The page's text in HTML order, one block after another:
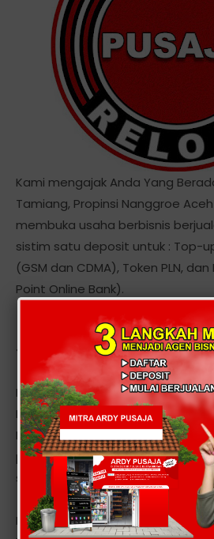
Kami mengajak Anda Yang
Tamiang, Propinsi Nanggroe
membuka usaha berbisnis
sistim satu deposit untuk : Top-
(GSM dan CDMA), Token PLN,
Point Online Bank).
Tentang Kami
Kami adalah server, Distributor,
Elektrik All Operator.
Elektronik dan PPOB dengan
pengisian multi operator,
setiap hari secara realtime.
Layanan kami meliputi seluruh